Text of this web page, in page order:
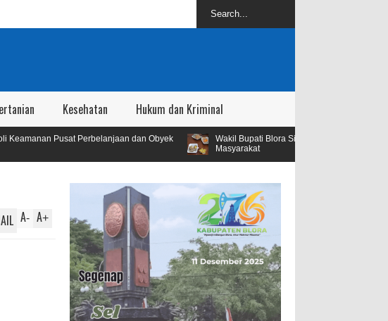
Kesehatan Hukum dan Kriminal
dan Obyek
Wakil Bupati Blora Sidak SPPG Kedungbecici Menyusul Adanya
A+
A-